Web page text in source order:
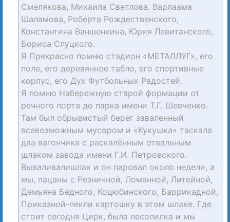
Смелякова, Михаила Светлова, Варлаама
Шаламова, Роберта Рождественского,
Константина Ваншенкина, Юрия Левитанского,
Бориса Слуцкого.
Я Прекрасно помню стадион «МЕТАЛЛУГ», его
поле, его деревянное табло, его спортивные
корпус, его Дух Футбольных Радостей.
Я помню Набережную старой формации от
речного порта до парка имени Т.Г. Шевченко.
Там был обрывистый берег заваленный
всевозможным мусором и «Кукушка» таскала
два вагончика с раскалённым отвальным
шлаком завода имени Г.И. Петровского.
Вываливалишлак и он паровал около недели, а
мы, пацаны с Резничной, Ломанной, Литейной,
Демьяна Бедного, Коцюбинского, Баррикадной,
Приказной-пекли картошку в этом шлаке. Где
стоит сегодня Цирк, была лесопилка и мы